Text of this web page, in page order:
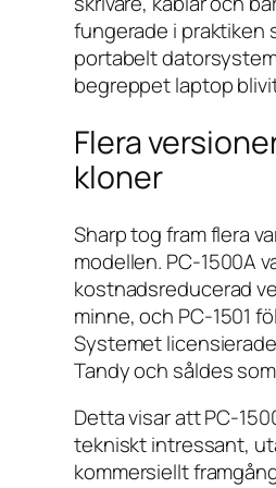
fungerade i praktiken
portabelt
begreppet laptop
Flera
kloner
Sharp tog fram flera
modellen. PC-1500A
kostnadsreducerad
minne, och PC-1501
Systemet
Tandy och såldes
Detta visar att PC-
tekniskt intressant,
kommersiellt